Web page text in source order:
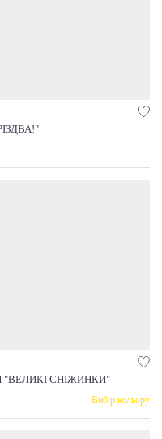
"ВЕЛИКІ СНІЖИНКИ"
Вибір кольору